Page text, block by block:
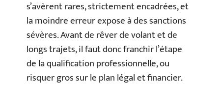
s’avèrent rares, strictement encadrées, et
la moindre erreur expose à des sanctions
sévères. Avant de rêver de volant et de
longs trajets, il faut donc franchir l’étape
de la qualification professionnelle, ou
risquer gros sur le plan légal et financier.